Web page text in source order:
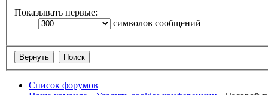
Показывать первые:
символов сообщений
Список форумов